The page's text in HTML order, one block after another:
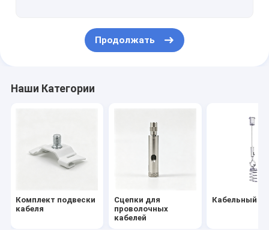
Проволочный веревочный строп
Комплект сейсмических распорок
Комплект для подвешивания цветочного горшка
Подвесной комплект для систем отопления,
Арт-кабельная подвесная система
Продолжать
Наши Категории
Комплект подвески
кабеля
Сцепки для
проволочных
кабелей
Кабельный